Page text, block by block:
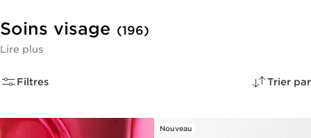
Soins visage (196)
Lire plus
Filtres Trier par
Nouveau